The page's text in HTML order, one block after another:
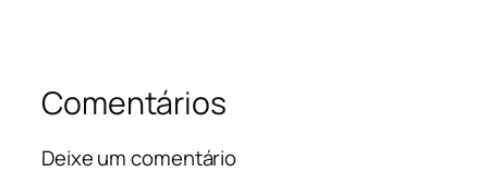
Comentários
Deixe um comentário